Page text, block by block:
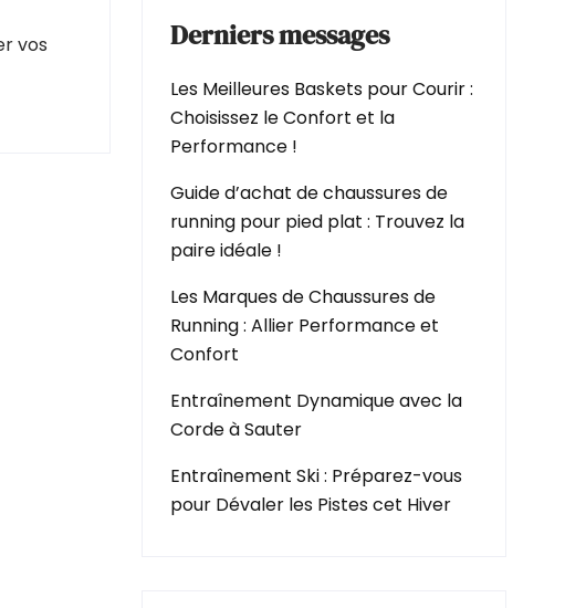
vos
Derniers messages
Les Meilleures Baskets pour Courir :
Choisissez le Confort et la
Performance !
Guide d’achat de chaussures de
running pour pied plat : Trouvez la
paire idéale !
Les Marques de Chaussures de
Running : Allier Performance et
Confort
Entraînement Dynamique avec la
Corde à Sauter
Entraînement Ski : Préparez-vous
pour Dévaler les Pistes cet Hiver